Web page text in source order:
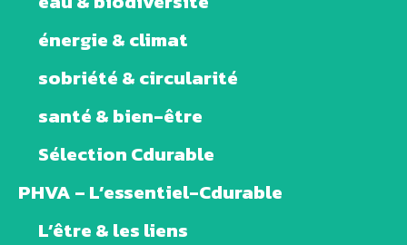
énergie & climat
sobriété & circularité
santé & bien-être
Sélection Cdurable
PHVA – L’essentiel-Cdurable
L’être & les liens